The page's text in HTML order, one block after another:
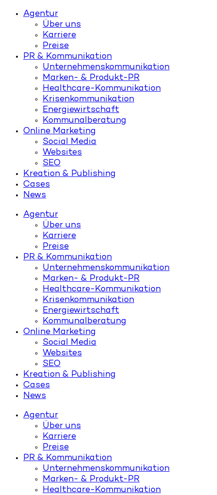
Agentur
Über uns
Karriere
Preise
PR & Kommunikation
Unternehmenskommunikation
Marken- & Produkt-PR
Healthcare-Kommunikation
Krisenkommunikation
Energiewirtschaft
Kommunalberatung
Online Marketing
Social Media
Websites
SEO
Kreation & Publishing
Cases
News
Agentur
Über uns
Karriere
Preise
PR & Kommunikation
Unternehmenskommunikation
Marken- & Produkt-PR
Healthcare-Kommunikation
Krisenkommunikation
Energiewirtschaft
Kommunalberatung
Online Marketing
Social Media
Websites
SEO
Kreation & Publishing
Cases
News
Agentur
Über uns
Karriere
Preise
PR & Kommunikation
Unternehmenskommunikation
Marken- & Produkt-PR
Healthcare-Kommunikation